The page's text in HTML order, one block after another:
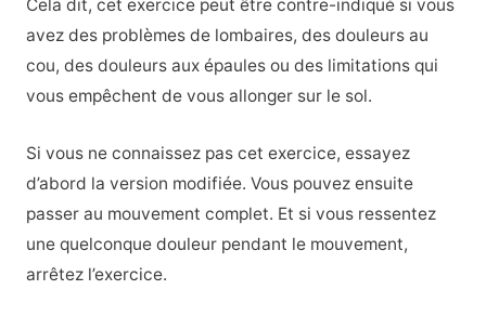
Cela dit, cet exercice peut être contre-indiqué si vous
avez des problèmes de lombaires, des douleurs au
cou, des douleurs aux épaules ou des limitations qui
vous empêchent de vous allonger sur le sol.
Si vous ne connaissez pas cet exercice, essayez
d’abord la version modifiée. Vous pouvez ensuite
passer au mouvement complet. Et si vous ressentez
une quelconque douleur pendant le mouvement,
arrêtez l’exercice.